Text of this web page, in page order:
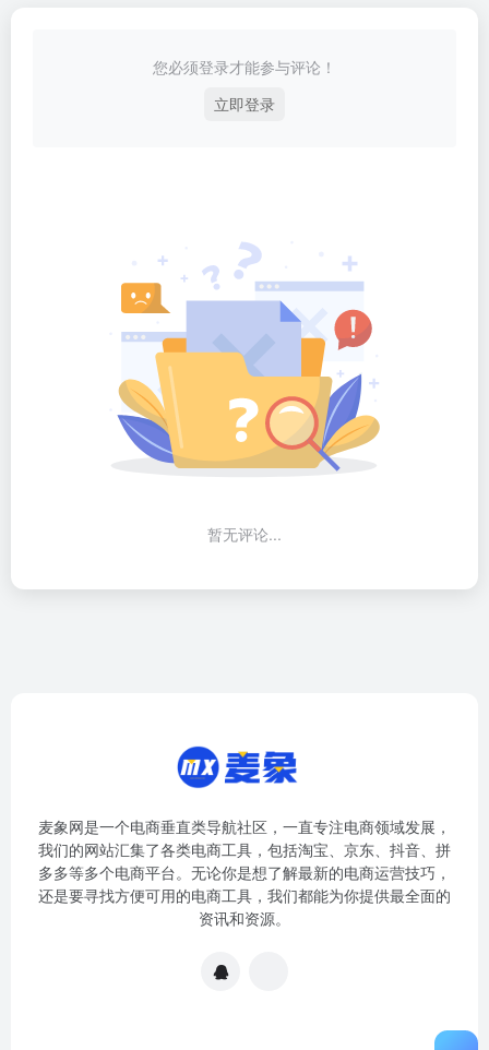
您必须登录才能参与评论！
立即登录
暂无评论...
麦象网是一个电商垂直类导航社区，一直专注电商领域发展，
我们的网站汇集了各类电商工具，包括淘宝、京东、抖音、拼
多多等多个电商平台。无论你是想了解最新的电商运营技巧，
还是要寻找方便可用的电商工具，我们都能为你提供最全面的
资讯和资源。